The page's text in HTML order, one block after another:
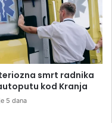
smrt radnika
kod Kranja
5 dana